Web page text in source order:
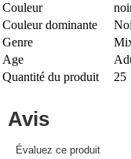
Couleur
Couleur dominante
Genre
Age
Quantité du produit
25